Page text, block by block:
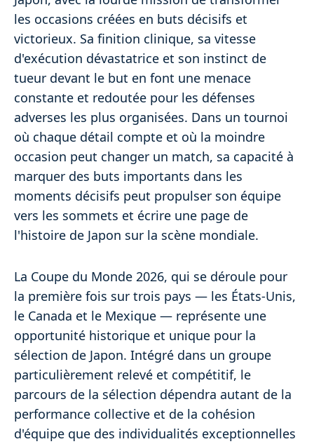
les occasions créées en buts décisifs et
victorieux. Sa finition clinique, sa vitesse
d'exécution dévastatrice et son instinct de
tueur devant le but en font une menace
constante et redoutée pour les défenses
adverses les plus organisées. Dans un tournoi
où chaque détail compte et où la moindre
occasion peut changer un match, sa capacité à
marquer des buts importants dans les
moments décisifs peut propulser son équipe
vers les sommets et écrire une page de
l'histoire de Japon sur la scène mondiale.
La Coupe du Monde 2026, qui se déroule pour
la première fois sur trois pays — les États-Unis,
le Canada et le Mexique — représente une
opportunité historique et unique pour la
sélection de Japon. Intégré dans un groupe
particulièrement relevé et compétitif, le
parcours de la sélection dépendra autant de la
performance collective et de la cohésion
d'équipe que des individualités exceptionnelles